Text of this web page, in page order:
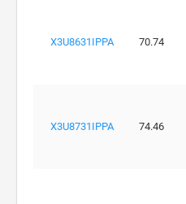
X3U8631IPPA 70.74
X3U8731IPPA 74.46